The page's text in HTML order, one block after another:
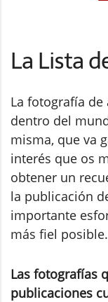
La Lista
La fotografía
dentro del
misma, que va
interés que os
obtener un
la publicación
importante
más fiel posible.
Las fotografías
publicaciones